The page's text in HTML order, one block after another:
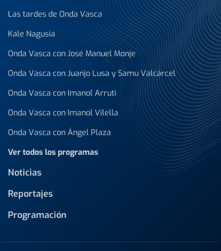
Las tardes de Onda Vasca
Kale Nagusia
Onda Vasca con José Manuel Monje
Onda Vasca con Juanjo Lusa y Samu Valcárcel
Onda Vasca con Imanol Arruti
Onda Vasca con Imanol Vilella
Onda Vasca con Ángel Plaza
Ver todos los programas
Noticias
Reportajes
Programación